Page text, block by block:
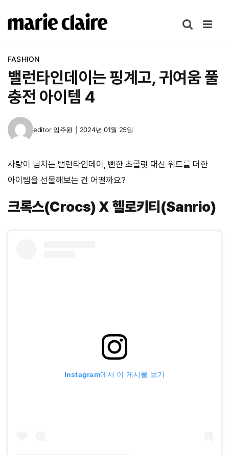
텐
FASHION
밸런타인데이는 핑계고, 귀여움 풀
충전 아이템 4
editor 임주원 2024년 01월 25일
사랑이 넘치는 밸런타인데이, 뻔한 초콜릿 대신 위트를 더한
아이템을 선물해보는 건 어떨까요?
크록스(Crocs) X 헬로키티(Sanrio)
Instagram에서 이 게시물 보기